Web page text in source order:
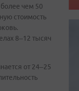
чем 50
стоимость
8–12 тысяч
от 24–25